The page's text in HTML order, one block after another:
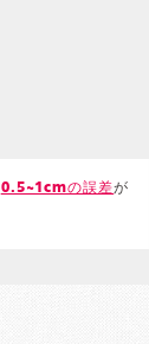
0.5~1cmの誤差が